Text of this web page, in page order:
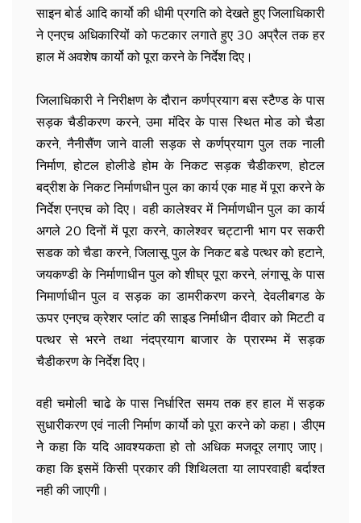
साइन बोर्ड आदि कार्यो की धीमी प्रगति को देखते हुए जिलाधिकारी
ने एनएच अधिकारियों को फटकार लगाते हुए 30 अप्रैल तक हर
हाल में अवशेष कार्यो को पूरा करने के निर्देश दिए।
जिलाधिकारी ने निरीक्षण के दौरान कर्णप्रयाग बस स्टैण्ड के पास
सड़क चैडीकरण करने, उमा मंदिर के पास स्थित मोड को चैडा
करने, नैनीसैंण जाने वाली सड़क से कर्णप्रयाग पुल तक नाली
निर्माण, होटल होलीडे होम के निकट सड़क चैडीकरण, होटल
बद्रीश के निकट निर्माणधीन पुल का कार्य एक माह में पूरा करने के
निर्देश एनएच को दिए। वही कालेश्वर में निर्माणधीन पुल का कार्य
अगले 20 दिनों में पूरा करने, कालेश्वर चट्टानी भाग पर सकरी
सडक को चैडा करने, जिलासू पुल के निकट बडे पत्थर को हटाने,
जयकण्डी के निर्माणाधीन पुल को शीघ्र पूरा करने, लंगासू के पास
निमार्णाधीन पुल व सड़क का डामरीकरण करने, देवलीबगड के
ऊपर एनएच क्रेशर प्लांट की साइड निर्माधीन दीवार को मिटटी व
पत्थर से भरने तथा नंदप्रयाग बाजार के प्रारम्भ में सड़क
चैडीकरण के निर्देश दिए।
वही चमोली चाढे के पास निर्धारित समय तक हर हाल में सड़क
सुधारीकरण एवं नाली निर्माण कार्यो को पूरा करने को कहा। डीएम
नेे कहा कि यदि आवश्यकता हो तो अधिक मजदूर लगाए जाए।
कहा कि इसमें किसी प्रकार की शिथिलता या लापरवाही बर्दाश्त
नही की जाएगी।